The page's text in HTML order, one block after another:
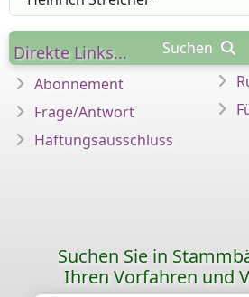
Suchen
Direkte Links...
Abonnement
Frage/Antwort
Haftungsausschluss
Suchen Sie in
Ihren Vorfahren und